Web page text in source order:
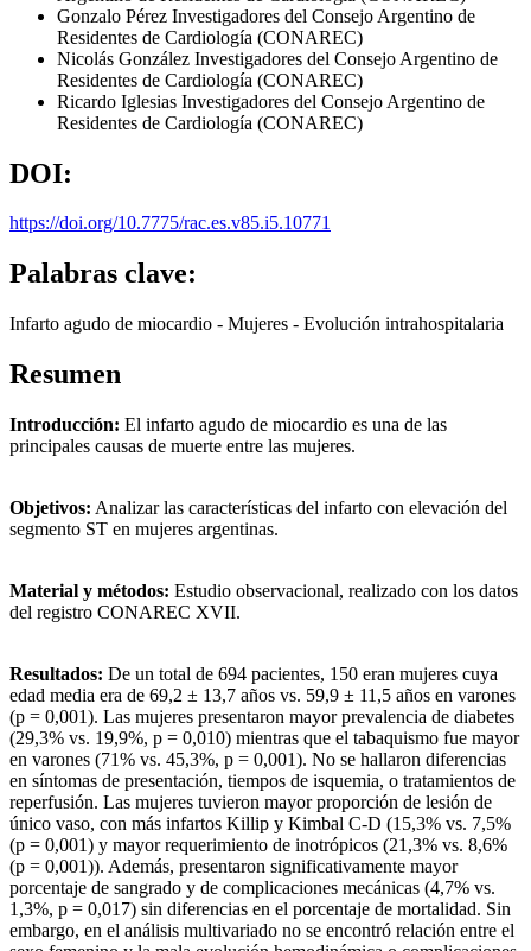
Gonzalo Pérez Investigadores del Consejo Argentino de
Residentes de Cardiología (CONAREC)
Nicolás González Investigadores del Consejo Argentino de
Residentes de Cardiología (CONAREC)
Ricardo Iglesias Investigadores del Consejo Argentino de
Residentes de Cardiología (CONAREC)
DOI:
https://doi.org/10.7775/rac.es.v85.i5.10771
Palabras clave:
Infarto agudo de miocardio - Mujeres - Evolución intrahospitalaria
Resumen
Introducción: El infarto agudo de miocardio es una de las
principales causas de muerte entre las mujeres.
Objetivos: Analizar las características del infarto con elevación del
segmento ST en mujeres argentinas.
Material y métodos: Estudio observacional, realizado con los datos
del registro CONAREC XVII.
Resultados: De un total de 694 pacientes, 150 eran mujeres cuya
edad media era de 69,2 ± 13,7 años vs. 59,9 ± 11,5 años en varones
(p = 0,001). Las mujeres presentaron mayor prevalencia de diabetes
(29,3% vs. 19,9%, p = 0,010) mientras que el tabaquismo fue mayor
en varones (71% vs. 45,3%, p = 0,001). No se hallaron diferencias
en síntomas de presentación, tiempos de isquemia, o tratamientos de
reperfusión. Las mujeres tuvieron mayor proporción de lesión de
único vaso, con más infartos Killip y Kimbal C-D (15,3% vs. 7,5%
(p = 0,001) y mayor requerimiento de inotrópicos (21,3% vs. 8,6%
(p = 0,001)). Además, presentaron significativamente mayor
porcentaje de sangrado y de complicaciones mecánicas (4,7% vs.
1,3%, p = 0,017) sin diferencias en el porcentaje de mortalidad. Sin
embargo, en el análisis multivariado no se encontró relación entre el